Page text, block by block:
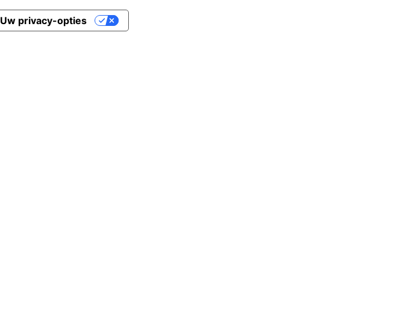
Uw privacy-opties